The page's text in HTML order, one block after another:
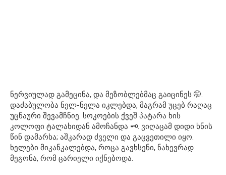
ნერვიულად გამეცინა, და მეზობლებმაც გაიცინეს 🤭.
დაძაბულობა ნელ-ნელა იკლებდა, მაგრამ უცებ რაღაც
უცნაური შევამჩნიე. სოკოების ქვეშ პატარა ხის
კოლოფი ტალახიდან ამოჩანდა 🗝️. ვიღაცამ დიდი ხნის
წინ დამარხა; აშკარად ძველი და გაცვეთილი იყო.
ხელები მიკანკალებდა, როცა გავხსენი, ნახევრად
მეგონა, რომ ცარიელი იქნებოდა.